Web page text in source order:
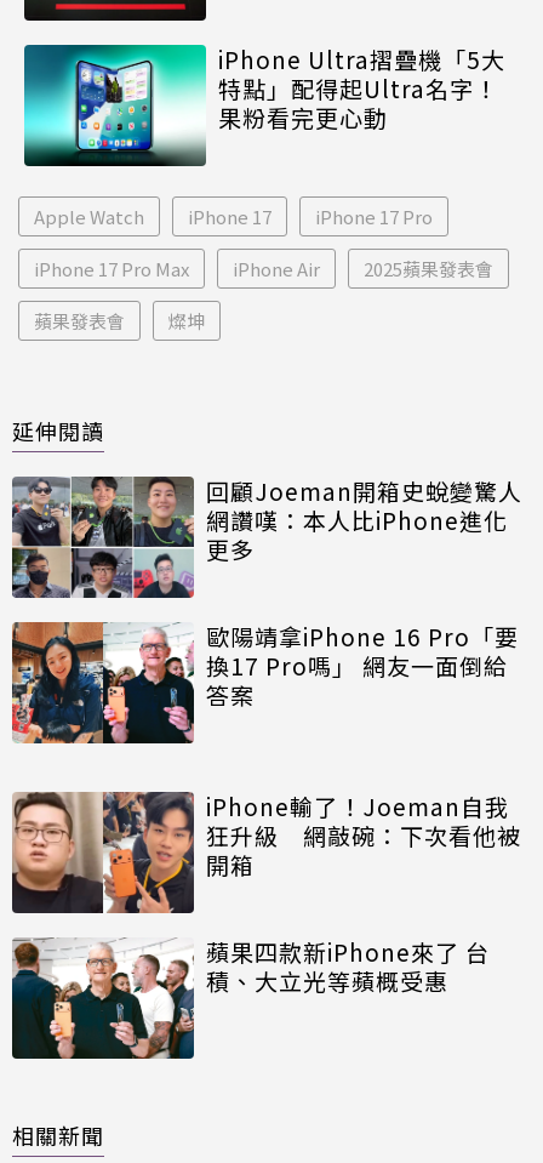
iPhone Ultra摺疊機「5大
特點」配得起Ultra名字！
果粉看完更心動
Apple Watch iPhone 17 iPhone 17 Pro
iPhone 17 Pro Max iPhone Air 2025蘋果發表會
蘋果發表會 燦坤
延伸閱讀
回顧Joeman開箱史蛻變驚人
網讚嘆：本人比iPhone進化
更多
歐陽靖拿iPhone 16 Pro「要
換17 Pro嗎」 網友一面倒給
答案
iPhone輸了！Joeman自我
狂升級 網敲碗：下次看他被
開箱
蘋果四款新iPhone來了 台
積、大立光等蘋概受惠
相關新聞